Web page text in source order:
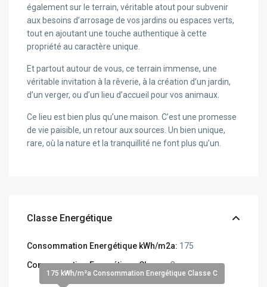
également sur le terrain, véritable atout pour subvenir
aux besoins d’arrosage de vos jardins ou espaces verts,
tout en ajoutant une touche authentique à cette
propriété au caractère unique.
Et partout autour de vous, ce terrain immense, une
véritable invitation à la rêverie, à la création d’un jardin,
d’un verger, ou d’un lieu d’accueil pour vos animaux.
Ce lieu est bien plus qu’une maison. C’est une promesse
de vie paisible, un retour aux sources. Un bien unique,
rare, où la nature et la tranquillité ne font plus qu’un.
Classe Energétique
Consommation Energétique kWh/m2a: 175
Consommation Energétique Classe:C
175 kWh/m²a Consommation Energétique Classe C